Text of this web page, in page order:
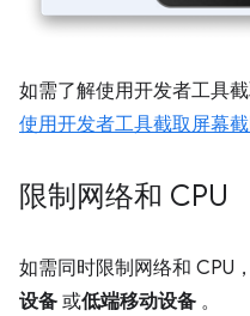
如需了解使用开发者工具
使用开发者工具截取屏幕
限制网络和 CPU
如需同时限制网络和 CPU
设备 或低端移动设备 。